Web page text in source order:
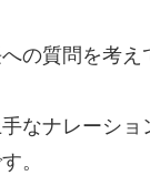
の質問を考
なナレーショ
。